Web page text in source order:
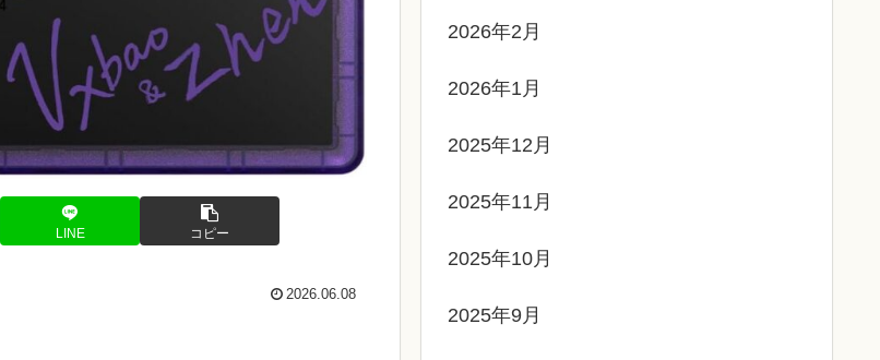
LINE コピー
2026.06.08
2026年2月
2026年1月
2025年12月
2025年11月
2025年10月
2025年9月